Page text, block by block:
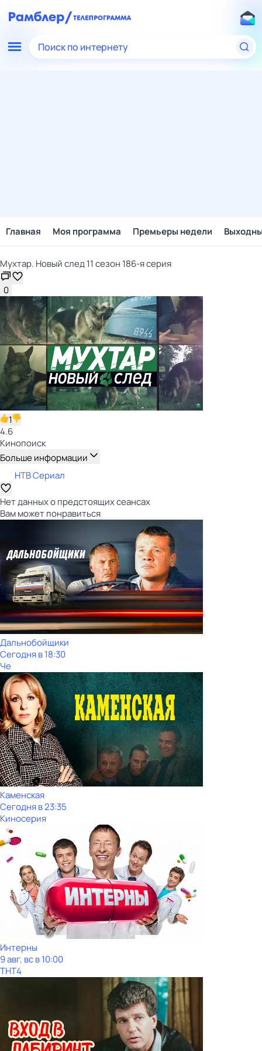
Поиск по интернету
Главная Моя программа Премьеры недели
Мухтар. Новый след 11 сезон 186-я серия
0
1
4.6
Кинопоиск
Больше информации
НТВ Сериал
Нет данных о предстоящих сеансах
Вам может понравиться
Дальнобойщики
Сегодня в 18:30
Че
Каменская
Сегодня в 23:35
Киносерия
Интерны
9 авг, вс в 10:00
ТНТ4